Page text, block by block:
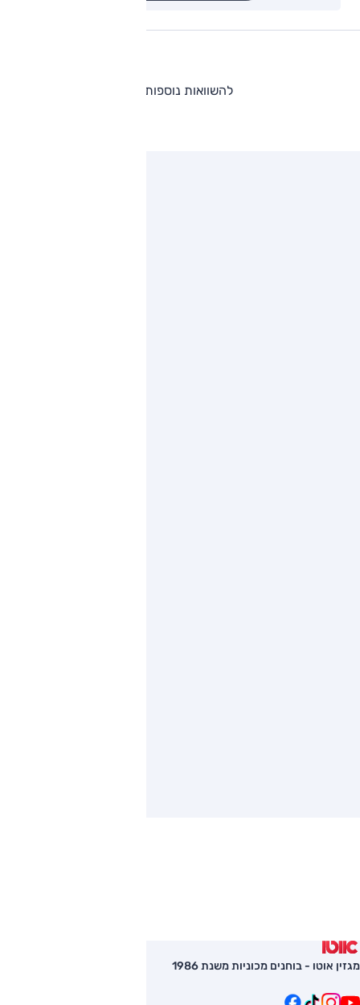
להשוואות נוספות
מגזין אוטו - בוחנים מכוניות משנת 1986